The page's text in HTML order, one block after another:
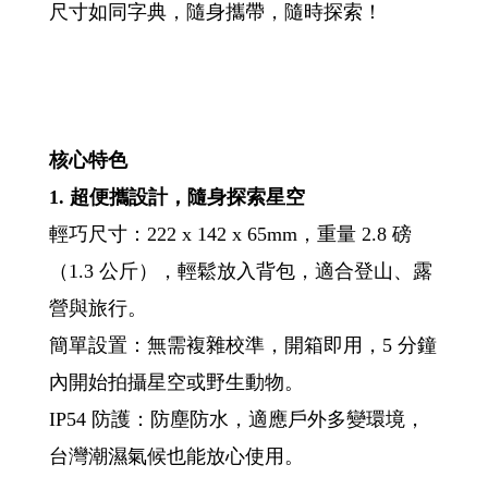
尺寸如同字典，隨身攜帶，隨時探索！
核心特色
1. 超便攜設計，隨身探索星空
輕巧尺寸：222 x 142 x 65mm，重量 2.8 磅
（1.3 公斤），輕鬆放入背包，適合登山、露
營與旅行。
簡單設置：無需複雜校準，開箱即用，5 分鐘
內開始拍攝星空或野生動物。
IP54 防護：防塵防水，適應戶外多變環境，
台灣潮濕氣候也能放心使用。